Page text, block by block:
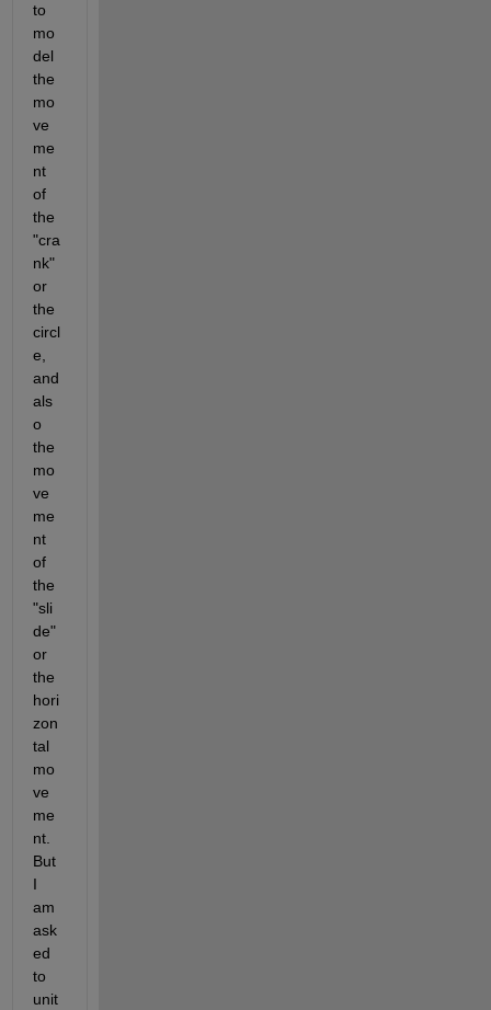
to
mo
del
the
mo
ve
me
nt
of
the
"cra
nk"
or
the
circl
e,
and
als
o
the
mo
ve
me
nt
of
the
"sli
de"
or
the
hori
zon
tal
mo
ve
me
nt.
But
I
am
ask
ed
to
unit